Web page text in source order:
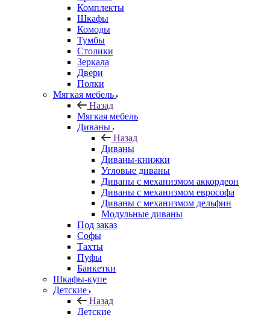
Комплекты
Шкафы
Комоды
Тумбы
Столики
Зеркала
Двери
Полки
Мягкая мебель
Назад
Мягкая мебель
Диваны
Назад
Диваны
Диваны-книжки
Угловые диваны
Диваны с механизмом аккордеон
Диваны с механизмом еврософа
Диваны с механизмом дельфин
Модульные диваны
Под заказ
Софы
Тахты
Пуфы
Банкетки
Шкафы-купе
Детские
Назад
Детские